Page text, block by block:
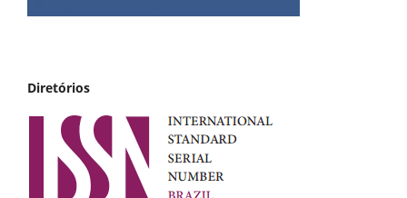
Diretórios